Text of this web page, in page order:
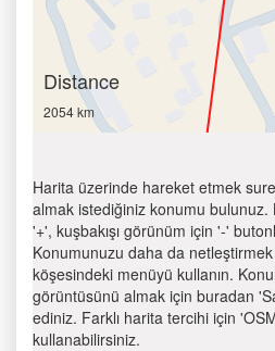
Distance
2054 km
Harita üzerinde hareket etmek
almak istediğiniz konumu bulunuz.
'+', kuşbakışı görünüm için '-'
Konumunuzu daha da
köşesindeki menüyü kullanın.
görüntüsünü almak için buradan
ediniz. Farklı harita tercihi için
kullanabilirsiniz.